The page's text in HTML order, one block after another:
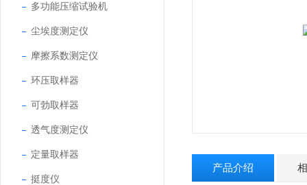
多功能压缩试验机
尘埃度测定仪
摩擦系数测定仪
环压取样器
可勃取样器
透气度测定仪
定量取样器
挺度仪
产品介绍